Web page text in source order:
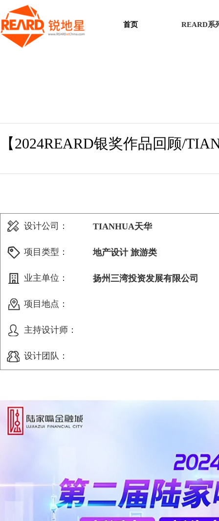
首页 REARD系
【2024REARD银奖作品回顾/
设计公司： TIANHUA天华
项目类型： 地产设计 旅游类
业主单位： 扬州三湾投资发展有限公司
项目地点：
主持设计师：
设计团队：